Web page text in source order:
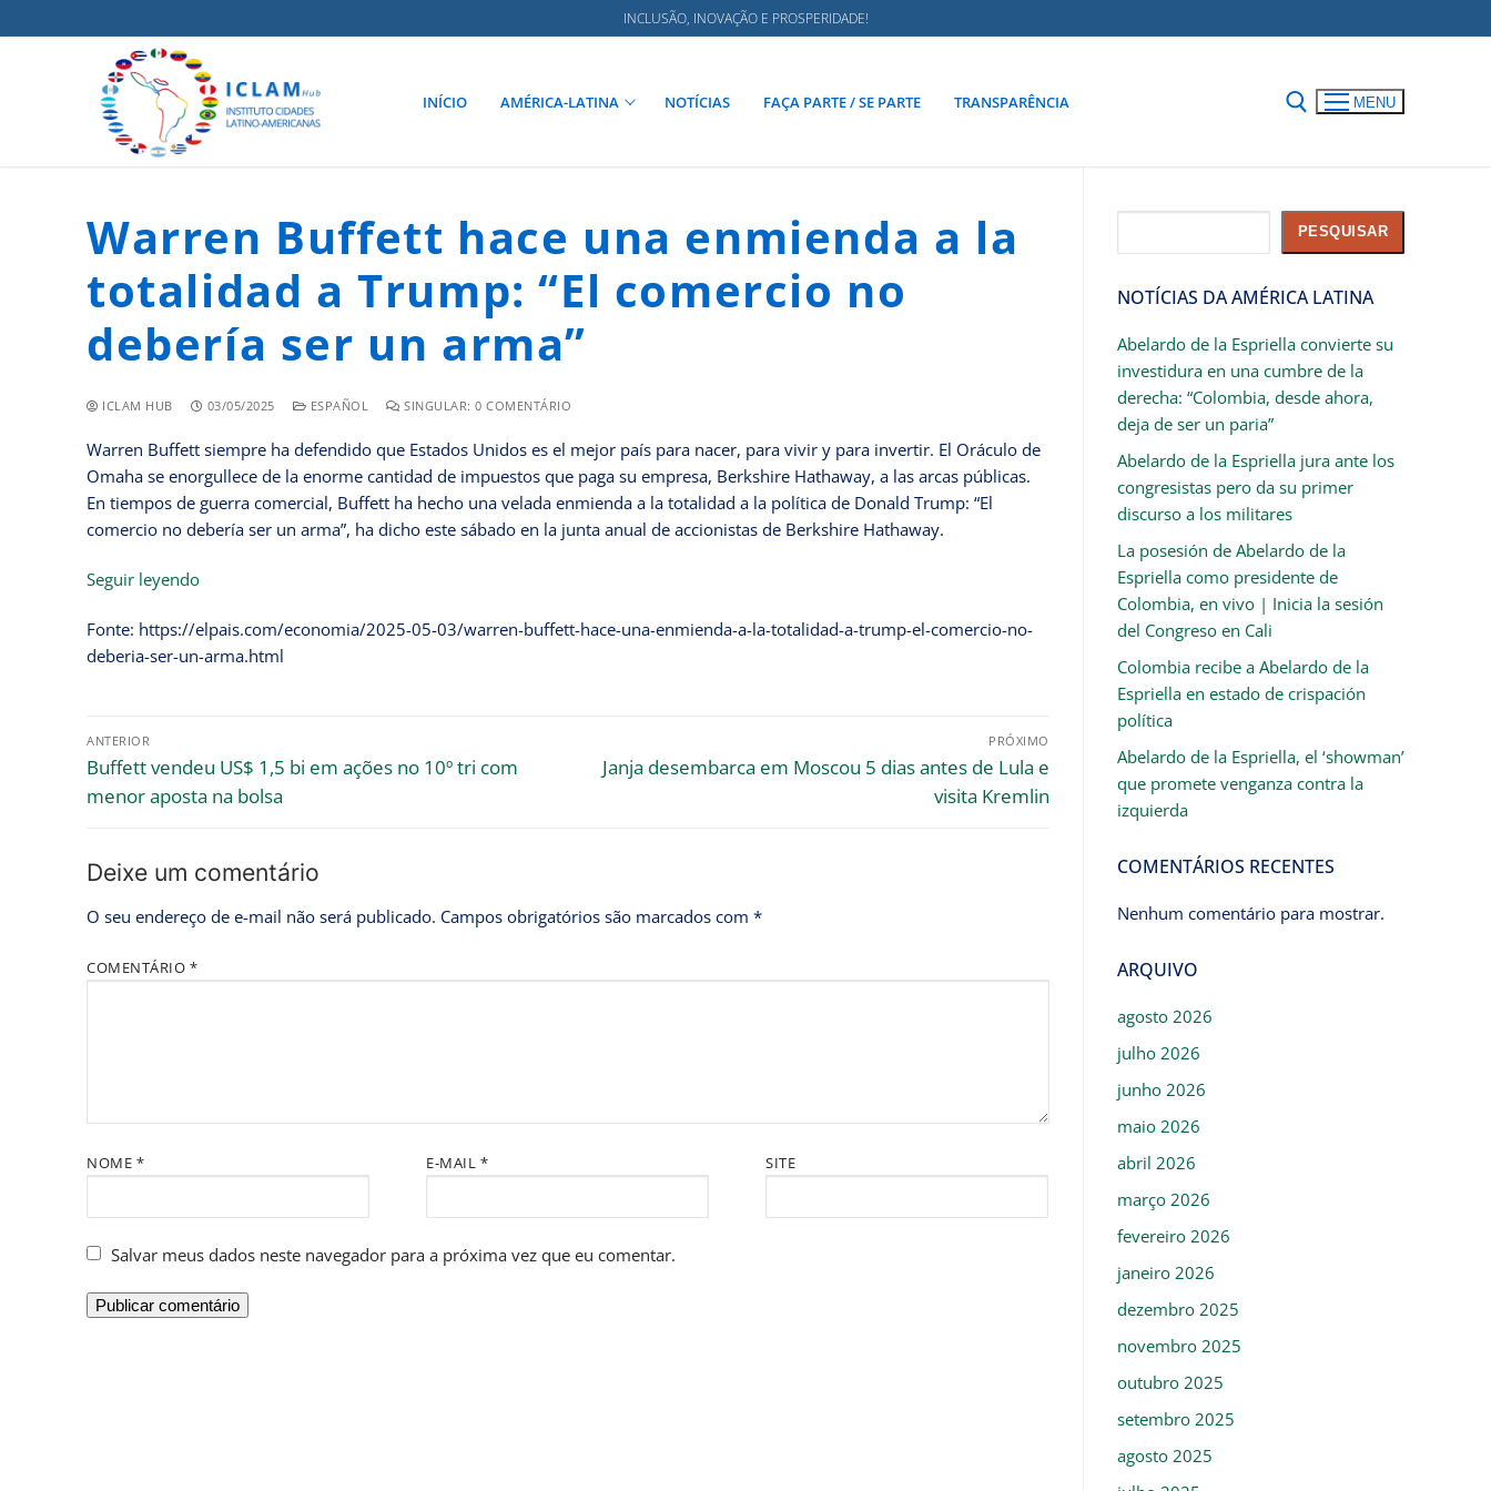
INCLUSÃO, INOVAÇÃO E PROSPERIDADE!
INÍCIO AMÉRICA-LATINA NOTÍCIAS FAÇA PARTE / SE PARTE TRANSPARÊNCIA MENU
Warren Buffett hace una enmienda a la
totalidad a Trump: “El comercio no
debería ser un arma”
ICLAM HUB 03/05/2025 ESPAÑOL SINGULAR: 0 COMENTÁRIO
Warren Buffett siempre ha defendido que Estados Unidos es el mejor país para nacer, para vivir y para invertir. El Oráculo de
Omaha se enorgullece de la enorme cantidad de impuestos que paga su empresa, Berkshire Hathaway, a las arcas públicas.
En tiempos de guerra comercial, Buffett ha hecho una velada enmienda a la totalidad a la política de Donald Trump: “El
comercio no debería ser un arma”, ha dicho este sábado en la junta anual de accionistas de Berkshire Hathaway.
Seguir leyendo
Fonte: https://elpais.com/economia/2025-05-03/warren-buffett-hace-una-enmienda-a-la-totalidad-a-trump-el-comercio-no-
deberia-ser-un-arma.html
ANTERIOR
Buffett vendeu US$ 1,5 bi em ações no 10º tri com
menor aposta na bolsa
PRÓXIMO
Janja desembarca em Moscou 5 dias antes de Lula e
visita Kremlin
Deixe um comentário
O seu endereço de e-mail não será publicado. Campos obrigatórios são marcados com *
COMENTÁRIO *
NOME * E-MAIL * SITE
Salvar meus dados neste navegador para a próxima vez que eu comentar.
PESQUISAR
NOTÍCIAS DA AMÉRICA LATINA
Abelardo de la Espriella convierte su
investidura en una cumbre de la
derecha: “Colombia, desde ahora,
deja de ser un paria”
Abelardo de la Espriella jura ante los
congresistas pero da su primer
discurso a los militares
La posesión de Abelardo de la
Espriella como presidente de
Colombia, en vivo | Inicia la sesión
del Congreso en Cali
Colombia recibe a Abelardo de la
Espriella en estado de crispación
política
Abelardo de la Espriella, el ‘showman’
que promete venganza contra la
izquierda
COMENTÁRIOS RECENTES
Nenhum comentário para mostrar.
ARQUIVO
agosto 2026
julho 2026
junho 2026
maio 2026
abril 2026
março 2026
fevereiro 2026
janeiro 2026
dezembro 2025
novembro 2025
outubro 2025
setembro 2025
agosto 2025